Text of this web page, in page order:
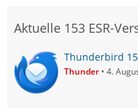
Aktuelle 153 ESR-
Thunderbird
Thunder 4.